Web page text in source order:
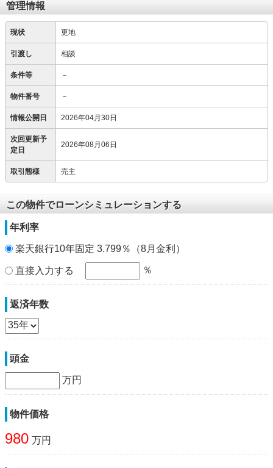
管理情報
現状 更地
引渡し 相談
条件等 －
物件番号 －
情報公開日 2026年04月30日
次回更新予
定日
2026年08月06日
取引態様 売主
この物件でローンシミュレーションする
年利率
楽天銀行10年固定 3.799％（8月金利）
直接入力する ％
返済年数
頭金
万円
物件価格
980 万円